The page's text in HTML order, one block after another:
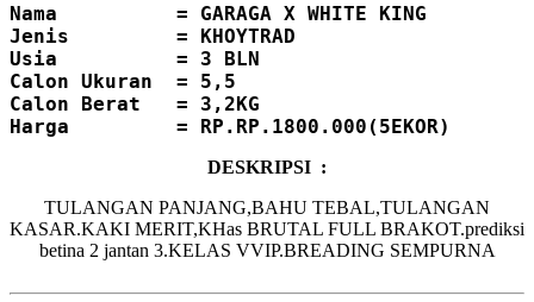
Nama          = GARAGA X WHITE KING
Jenis         = KHOYTRAD
Usia          = 3 BLN
Calon Ukuran  = 5,5
Calon Berat   = 3,2KG
DESKRIPSI :
TULANGAN PANJANG,BAHU TEBAL,TULANGAN
KASAR.KAKI MERIT,KHas BRUTAL FULL BRAKOT.prediksi
betina 2 jantan 3.KELAS VVIP.BREADING SEMPURNA